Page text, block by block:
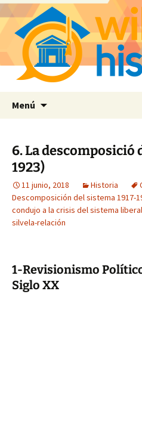
Menú
6. La descomposició
1923)
11 junio, 2018 Historia
Descomposición del sistema 1917-
condujo a la crisis del sistema liberal
silvela-relación
1-Revisionismo
Siglo XX